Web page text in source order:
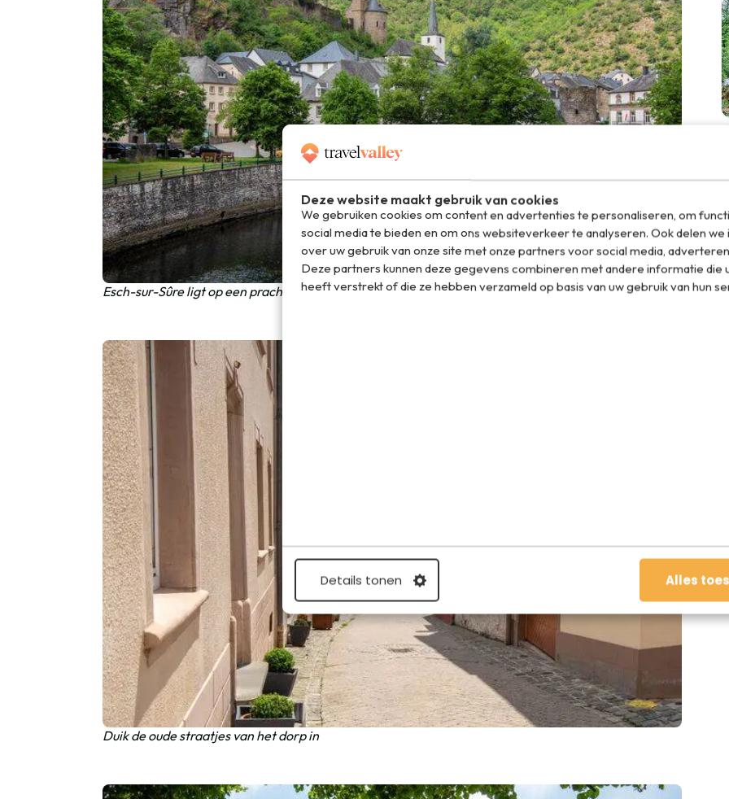
Deze website maakt gebruik van cookies
We gebruiken cookies om content en advertenties te personaliseren, om
social media te bieden en om ons websiteverkeer te analyseren. Ook delen
over uw gebruik van onze site met onze partners voor social media,
Deze partners kunnen deze gegevens combineren met andere informatie die
heeft verstrekt of die ze hebben verzameld op basis van uw gebruik van hun
Details tonen Alles
Esch-sur-Sûre ligt op een prachtige plek aan het water
Duik de oude straatjes van het dorp in